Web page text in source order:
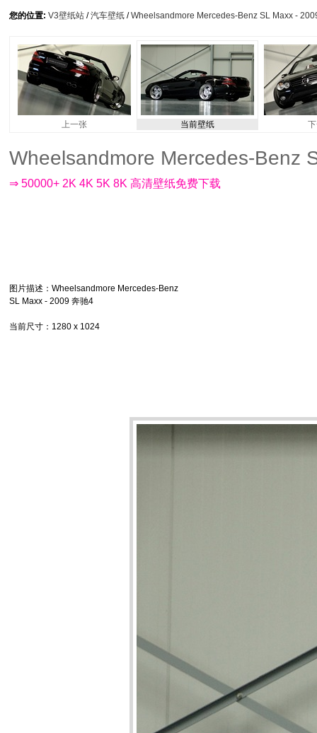
您的位置: V3壁纸站 /汽车壁纸 /Wheelsandmore Mercedes-Benz SL Maxx -
上一张 当前壁纸
Wheelsandmore Mercedes-Benz
⇒ 50000+ 2K 4K 5K 8K 高清壁纸免费下载
图片描述 ：Wheelsandmore Mercedes-Benz
SL Maxx - 2009 奔驰4
当前尺寸 ：1280 x 1024